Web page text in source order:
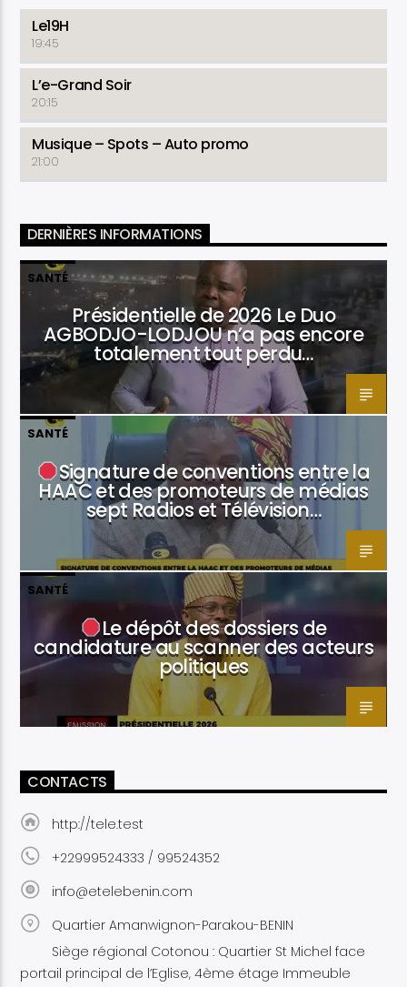
Le19H
19:45
L’e-Grand Soir
20:15
Musique – Spots – Auto promo
21:00
DERNIÈRES INFORMATIONS
SANTÉ
Présidentielle de 2026 Le Duo
AGBODJO-LODJOU n’a pas encore
totalement tout perdu…
SANTÉ
Signature de conventions entre la
HAAC et des promoteurs de médias
sept Radios et Télévision…
SANTÉ
Le dépôt des dossiers de
candidature au scanner des acteurs
politiques
CONTACTS
http://tele.test
+22999524333 / 99524352
info@etelebenin.com
Quartier Amanwignon-Parakou-BENIN
Siège régional Cotonou : Quartier St Michel face
portail principal de l’Eglise, 4ème étage Immeuble